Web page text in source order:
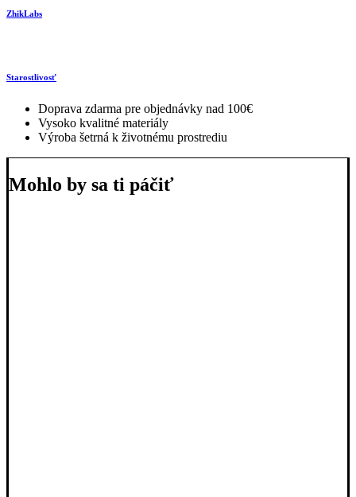
ZhikLabs
Starostlivosť
Doprava zdarma pre objednávky nad 100€
Vysoko kvalitné materiály
Výroba šetrná k životnému prostrediu
Mohlo by sa ti páčiť